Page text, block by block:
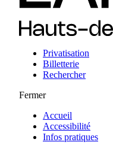
Privatisation
Billetterie
Rechercher
Fermer
Accueil
Accessibilité
Infos pratiques